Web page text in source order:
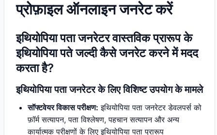
प्रोफ़ाइल ऑनलाइन जनरेट करें
इथियोपिया पता जनरेटर वास्तविक प्रारूप के
इथियोपिया पते जल्दी कैसे जनरेट करने में मदद
करता है?
इथियोपिया पता जनरेटर के लिए विशिष्ट उपयोग के मामले
सॉफ्टवेयर विकास परीक्षण: इथियोपिया पता जनरेटर डेवलपर्स को
फ़ॉर्म सत्यापन, पता विश्लेषण, पहचान सत्यापन और अन्य
कार्यात्मक परीक्षणों के लिए इथियोपिया पता प्रारूप